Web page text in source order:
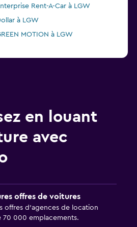
Rent-A-Car à LGW
à LGW
MOTION à LGW
en louant
avec
offres de voitures
offres d’agences de location
70 000 emplacements.